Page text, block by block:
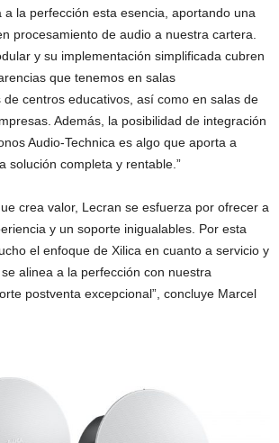
a la perfección esta esencia, aportando una
procesamiento de audio a nuestra cartera.
y su implementación simplificada cubren
que tenemos en salas
de centros educativos, así como en salas de
Además, la posibilidad de integración
Audio-Technica es algo que aporta a
solución completa y rentable.”
crea valor, Lecran se esfuerza por ofrecer a
y un soporte inigualables. Por esta
el enfoque de Xilica en cuanto a servicio y
alinea a la perfección con nuestra
postventa excepcional”, concluye Marcel